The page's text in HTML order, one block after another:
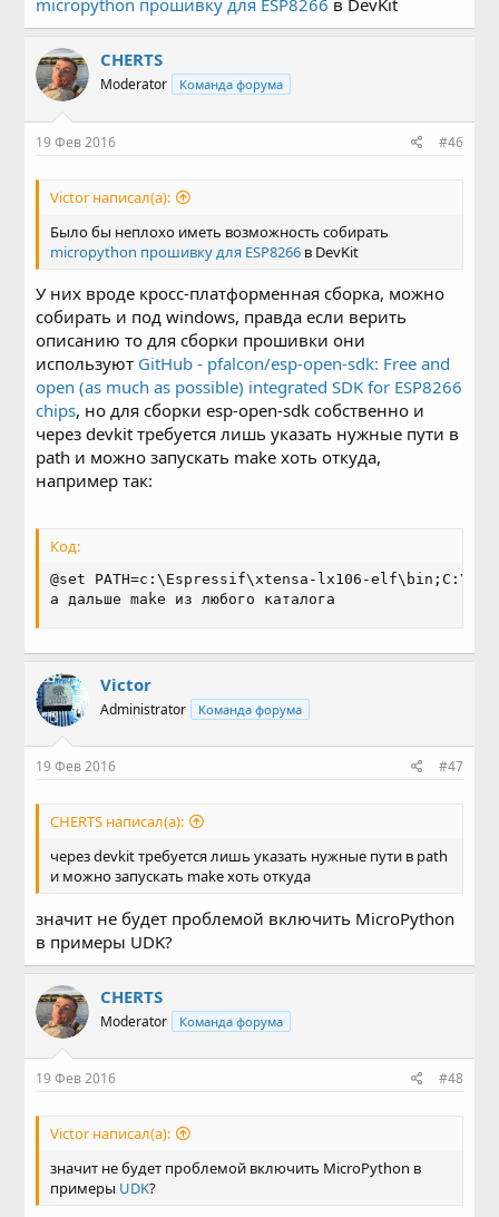
micropython прошивку для ESP8266 в DevKit
CHERTS
Moderator Команда форума
19 Фев 2016 #46
Victor написал(а):
Было бы неплохо иметь возможность собирать
micropython прошивку для ESP8266 в DevKit
У них вроде кросс-платформенная сборка, можно
собирать и под windows, правда если верить
описанию то для сборки прошивки они
используют GitHub - pfalcon/esp-open-sdk: Free and
open (as much as possible) integrated SDK for ESP8266
chips, но для сборки esp-open-sdk собственно и
через devkit требуется лишь указать нужные пути в
path и можно запускать make хоть откуда,
например так:
Код:
@set PATH=c:\Espressif\xtensa-lx106-
а дальше make из любого каталога
Victor
Administrator Команда форума
19 Фев 2016 #47
CHERTS написал(а):
через devkit требуется лишь указать нужные пути в path
и можно запускать make хоть откуда
значит не будет проблемой включить MicroPython
в примеры UDK?
CHERTS
Moderator Команда форума
19 Фев 2016 #48
Victor написал(а):
значит не будет проблемой включить MicroPython в
примеры UDK?